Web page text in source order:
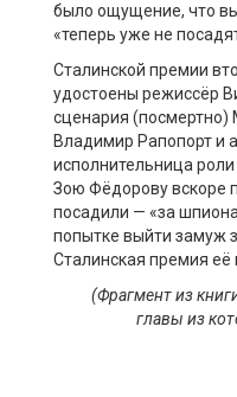
было ощущение, что
«теперь уже не
Сталинской премии
удостоены режиссёр
сценария (посмертно)
Владимир Рапопорт и
исполнительница
Зою Фёдорову вскоре
посадили — «за
попытке выйти замуж
Сталинская премия её
(Фрагмент из
главы из